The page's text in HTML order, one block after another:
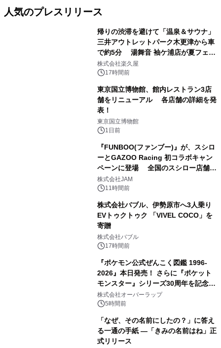
人気のプレスリリース
帰りの渋滞を避けて「温泉＆サウナ」
三井アウトレットパーク木更津から車
で約5分 湯舞音 袖ケ浦店が夏フェア
メニューを提供
株式会社楽久屋
17時間前
東京国立博物館、館内レストラン3店
舗をリニューアル 各店舗の詳細を発
表！
東京国立博物館
1日前
『FUNBOO(ファンブー)』が、スシロ
ーとGAZOO Racing 初コラボキャン
ペーンに登場 全国のスシロー店舗で
GR 4車種の FUNBOO(ミニカー)付き
メニューが展開されます
株式会社JAM
11時間前
株式会社バブル、伊勢原市へ3人乗り
EVトゥクトゥク 「VIVEL COCO」を
寄贈
株式会社バブル
17時間前
『ポケモン公式ぜんこく図鑑 1996-
2026』本日発売！ さらに『ポケット
モンスター』シリーズ30周年を記念し
た画集『ポケットモンスター ビジュア
ルアートブック』の発売決定！ 2026
株式会社オーバーラップ
5時間前
「なぜ、その名前にしたの？」に答え
る一通の手紙 ―「きみの名前はね」正
式リリース